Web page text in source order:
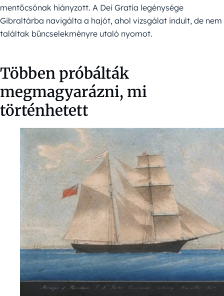
mentőcsónak hiányzott. A Dei Gratia legénysége
Gibraltárba navigálta a hajót, ahol vizsgálat indult, de nem
találtak bűncselekményre utaló nyomot.
Többen próbálták
megmagyarázni, mi
történhetett